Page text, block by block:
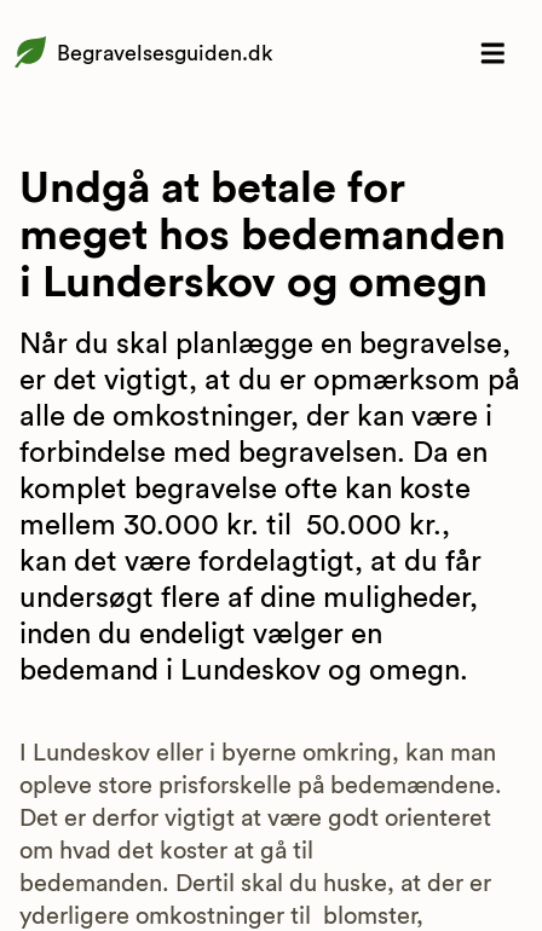
Begravelsesguiden.dk
Undgå at betale for
meget hos bedemanden
i Lunderskov og omegn
Når du skal planlægge en begravelse,
er det vigtigt, at du er opmærksom på
alle de omkostninger, der kan være i
forbindelse med begravelsen. Da en
komplet begravelse ofte kan koste
mellem 30.000 kr. til 50.000 kr.,
kan det være fordelagtigt, at du får
undersøgt flere af dine muligheder,
inden du endeligt vælger en
bedemand i Lundeskov og omegn.
I Lundeskov eller i byerne omkring, kan man
opleve store prisforskelle på bedemændene.
Det er derfor vigtigt at være godt orienteret
om hvad det koster at gå til
bedemanden. Dertil skal du huske, at der er
yderligere omkostninger til blomster,